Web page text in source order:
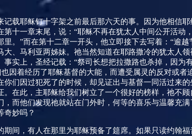
记载耶稣钉十字架之前最后那六天的事。因为他相信
十一章末尾，说：“耶稣不再在犹太人中间公开活动
。”而在第十二章一开头，他立即接下去写着：“逾
大、马利亚两姊妹。祂当然知道在耶路撒冷的犹太人
实上，圣经记载：“祭司长想把拉撒路也杀掉，因为
因着经历了耶稣基督的大能，而遭受属灵的反对或者
们因过犯死了的时候，却见证出与基督一同活过来的
。在此，主耶稣给我们树立了一个很好的榜样，祂不
，而他们发现祂就站在门外时，何等的喜乐与温馨充
奇妙吗？
间，有人在那里为耶稣预备了筵席。如果只读约翰